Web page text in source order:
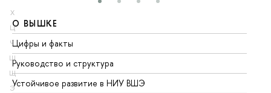
Х
Ц
Ч
Ш
Щ
Э
О ВЫШКЕ
Цифры и факты
Руководство и структура
Устойчивое развитие в НИУ ВШЭ